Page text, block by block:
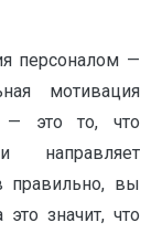
персоналом —
мотивация
— это то, что
направляет
правильно, вы
значит, что